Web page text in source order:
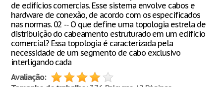
de edifícios comercias. Esse sistema envolve cabos e
hardware de conexão, de acordo com os especificados
nas normas. 02 -­‐ O que define uma topologia estrela de
distribuição do cabeamento estruturado em um edifício
comercial? Essa topologia é caracterizada pela
necessidade de um segmento de cabo exclusivo
interligando cada
Avaliação: